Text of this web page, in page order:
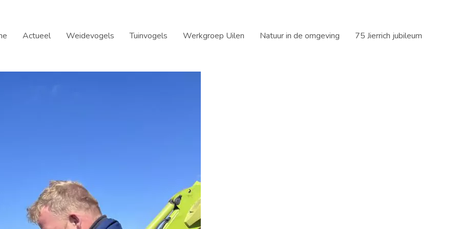
Actueel Weidevogels Tuinvogels Werkgroep Uilen Natuur in de omgeving 75 Jierrich jubileum